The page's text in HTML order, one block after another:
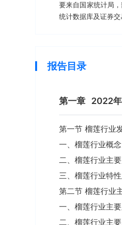
要来自国家统计局
统计数据库及证券
报告目录
第一章 2022
第一节 榴莲行业
一、榴莲行业概念
二、榴莲行业主
三、榴莲行业特
第二节 榴莲行业
一、榴莲行业主
二、榴莲行业主